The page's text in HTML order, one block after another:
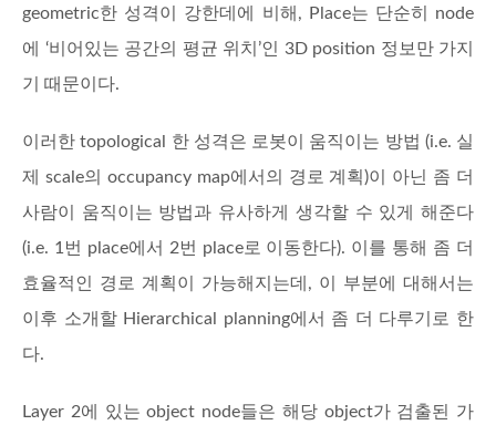
geometric한 성격이 강한데에 비해, Place는 단순히 node
에 ‘비어있는 공간의 평균 위치’인 3D position 정보만 가지
기 때문이다.
이러한 topological 한 성격은 로봇이 움직이는 방법 (i.e. 실
제 scale의 occupancy map에서의 경로 계획)이 아닌 좀 더
사람이 움직이는 방법과 유사하게 생각할 수 있게 해준다
(i.e. 1번 place에서 2번 place로 이동한다). 이를 통해 좀 더
효율적인 경로 계획이 가능해지는데, 이 부분에 대해서는
이후 소개할 Hierarchical planning에서 좀 더 다루기로 한
다.
Layer 2에 있는 object node들은 해당 object가 검출된 가